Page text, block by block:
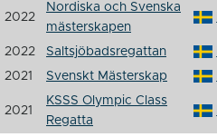
2022
Nordiska och Svenska
mästerskapen
2022 Saltsjöbadsregattan
2021
Svenskt Mästerskap
2021
KSSS Olympic Class
Regatta